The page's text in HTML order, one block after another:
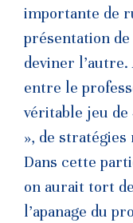
importante de
présentation de
deviner l’autre.
entre le
véritable jeu
», de
Dans cette
on aurait tort
l’apanage du